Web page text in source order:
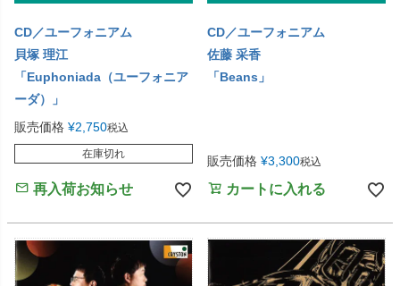
CD／ユーフォニアム
貝塚 理江
「Euphoniada（ユーフォニア
ーダ）」
販売価格 ¥2,750税込
在庫切れ
再入荷お知らせ
CD／ユーフォニアム
佐藤 采香
「Beans」
販売価格 ¥3,300税込
カートに入れる